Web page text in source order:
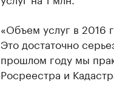
«Объем услуг в 2016
Это достаточно
прошлом году мы
Росреестра и